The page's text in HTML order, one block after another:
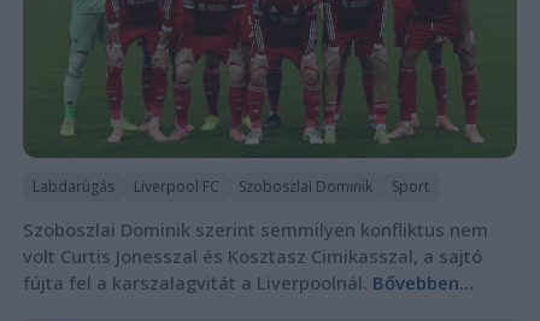
Labdarúgás Liverpool FC Szoboszlai Dominik Sport
Szoboszlai Dominik szerint semmilyen konfliktus nem
volt Curtis Jonesszal és Kosztasz Cimikasszal, a sajtó
fújta fel a karszalagvitát a Liverpoolnál. Bővebben...